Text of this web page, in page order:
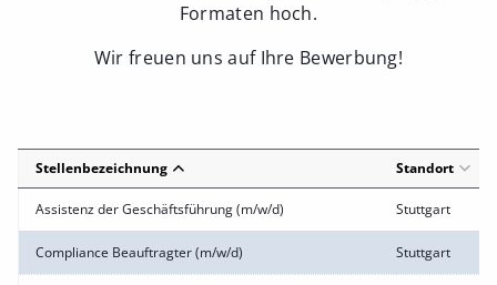
Formaten hoch.
Wir freuen uns auf Ihre Bewerbung!
Stellenbezeichnung Standort
Assistenz der Geschäftsführung (m/w/d) Stuttgart
Compliance Beauftragter (m/w/d) Stuttgart